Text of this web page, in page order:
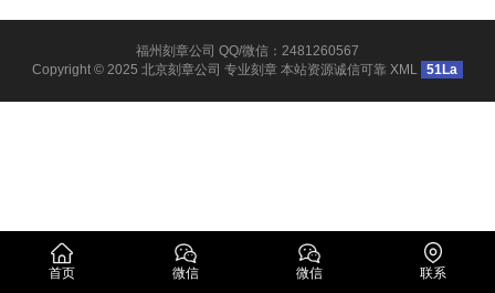
福州刻章公司 QQ/微信：2481260567
Copyright © 2025 北京刻章公司 专业刻章 本站资源诚信可靠 XML 51La
首页 微信 微信 联系